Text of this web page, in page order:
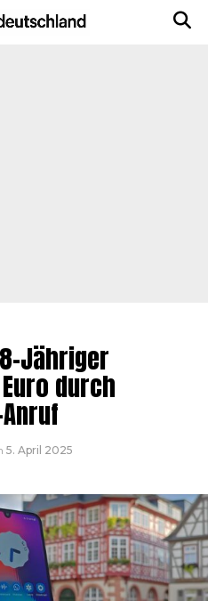
Jähriger
durch
5. April 2025